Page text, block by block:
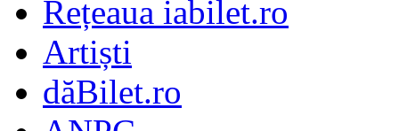
Rețeaua iabilet.ro
Artiști
dăBilet.ro